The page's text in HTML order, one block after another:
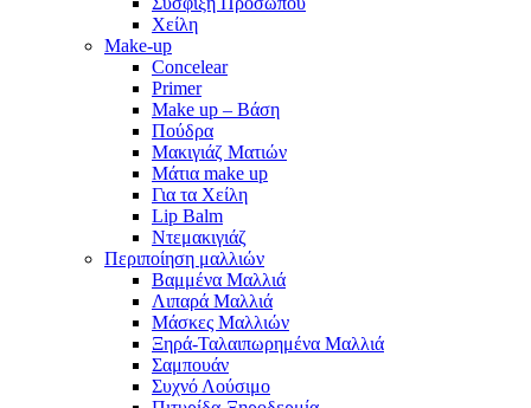
Χείλη
Make-up
Concelear
Primer
Make up – Βάση
Πούδρα
Μακιγιάζ Ματιών
Μάτια make up
Για τα Χείλη
Lip Balm
Ντεμακιγιάζ
Περιποίηση μαλλιών
Βαμμένα Μαλλιά
Λιπαρά Μαλλιά
Μάσκες Μαλλιών
Ξηρά-Ταλαιπωρημένα Μαλλιά
Σαμπουάν
Συχνό Λούσιμο